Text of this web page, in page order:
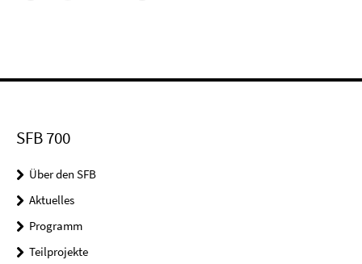
SFB 700
Über den SFB
Aktuelles
Programm
Teilprojekte